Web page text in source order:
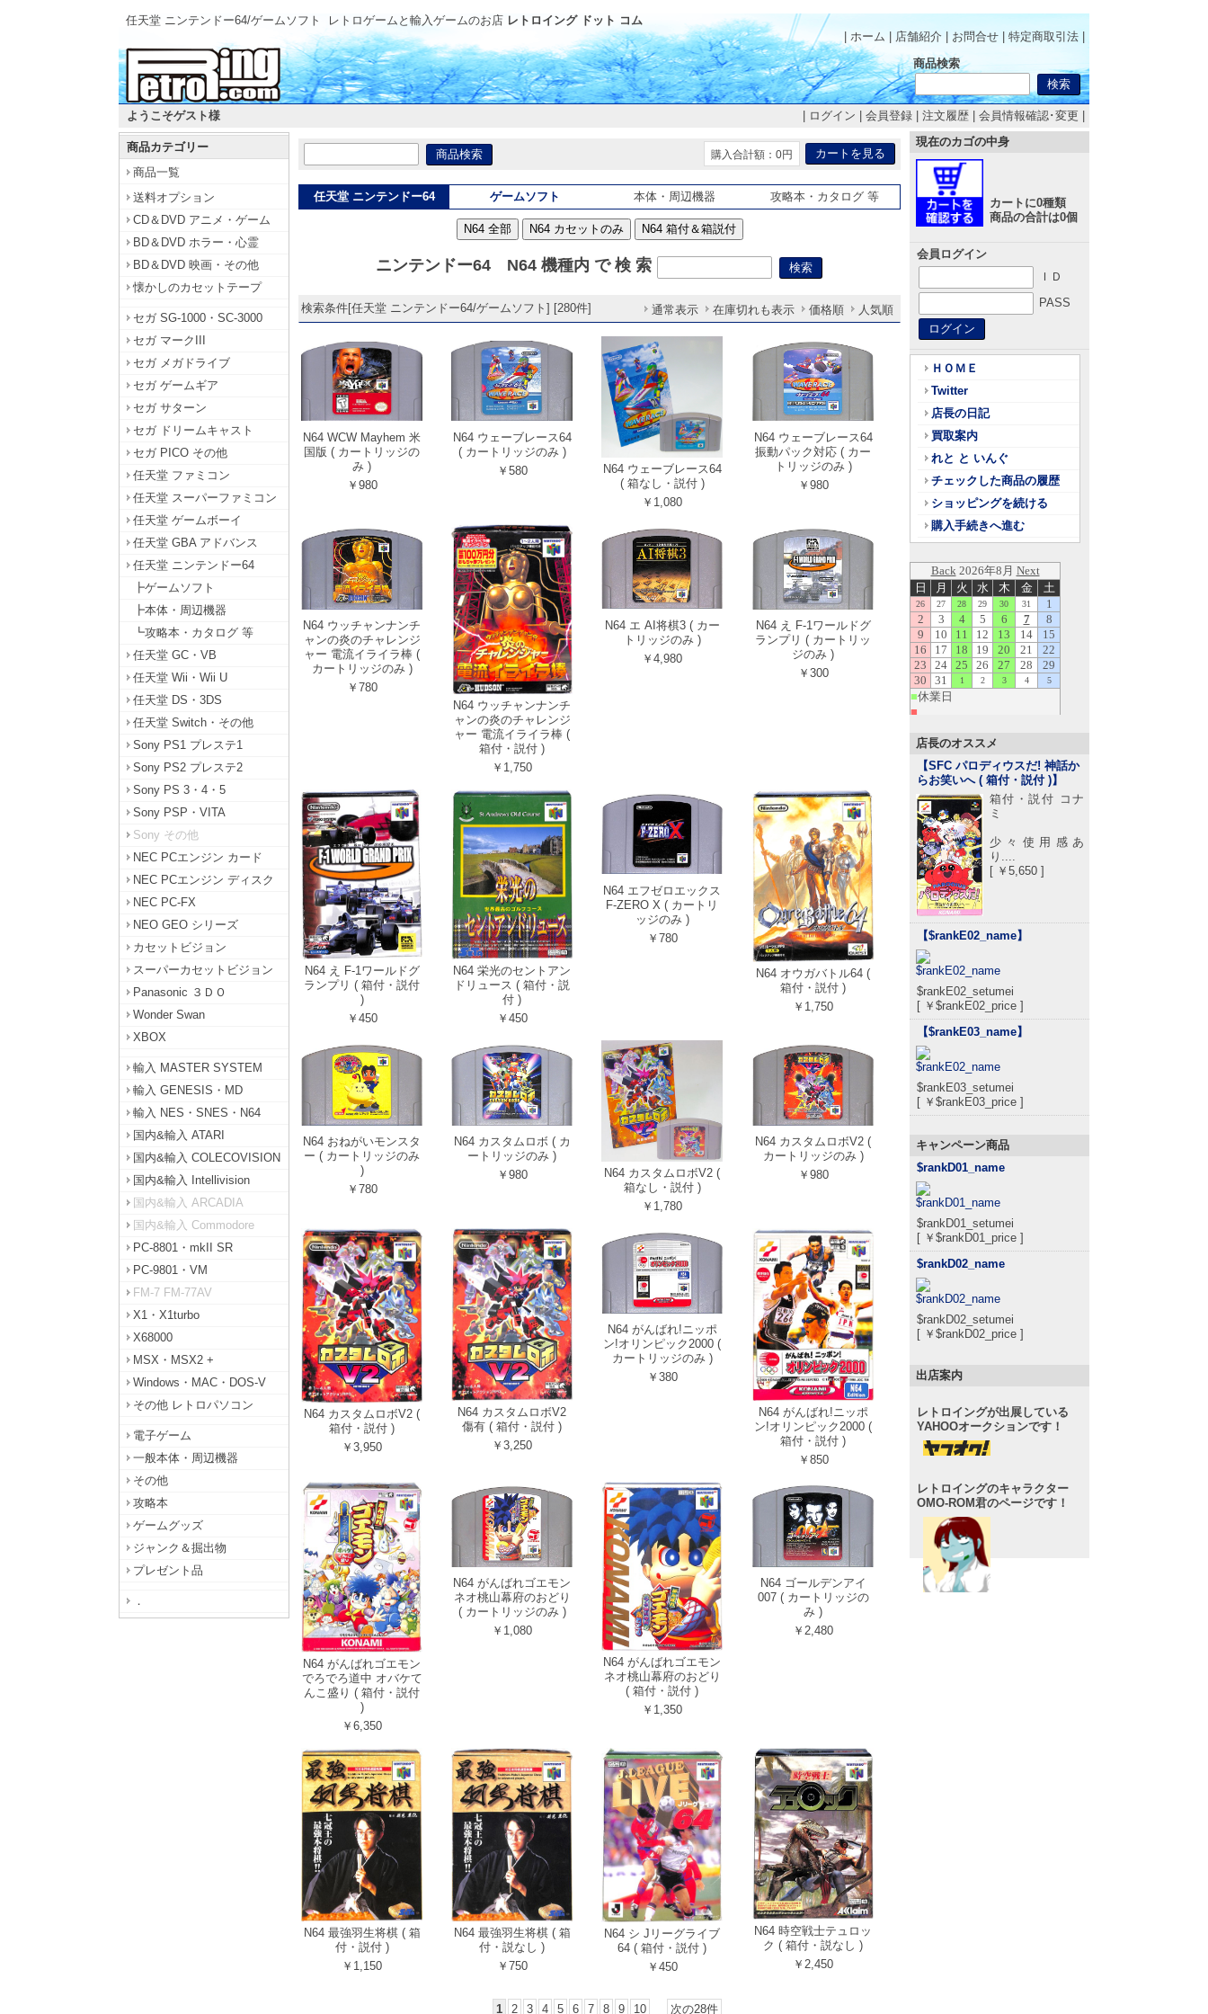
任天堂 ニンテンドー64/ゲームソフト レトロゲームと輸入ゲームのお店 レトロイング ドット コム
| ホーム
店舗紹介 お問合せ 特定商取引法
商品検索
ようこそゲスト様 ログイン 会員登録 注文履歴 会員情報確認･変更
商品カテゴリー
商品一覧
送料オプション
CD＆DVD アニメ・ゲーム
BD＆DVD ホラー・心霊
BD＆DVD 映画・その他
懐かしのカセットテープ
セガ SG-1000・SC-3000
セガ マークIII
セガ メガドライブ
セガ ゲームギア
セガ サターン
セガ ドリームキャスト
セガ PICO その他
任天堂 ファミコン
任天堂 スーパーファミコン
任天堂 ゲームボーイ
任天堂 GBA アドバンス
任天堂 ニンテンドー64
┣ゲームソフト
┣本体・周辺機器
┗攻略本・カタログ 等
任天堂 GC・VB
任天堂 Wii・Wii U
任天堂 DS・3DS
任天堂 Switch・その他
Sony PS1 プレステ1
Sony PS2 プレステ2
Sony PS 3・4・5
Sony PSP・VITA
Sony その他
NEC PCエンジン カード
NEC PCエンジン ディスク
NEC PC-FX
NEO GEO シリーズ
カセットビジョン
スーパーカセットビジョン
Panasonic ３ＤＯ
Wonder Swan
XBOX
輸入 MASTER SYSTEM
輸入 GENESIS・MD
輸入 NES・SNES・N64
国内&輸入 ATARI
国内&輸入 COLECOVISION
国内&輸入 Intellivision
国内&輸入 ARCADIA
国内&輸入 Commodore
PC-8801・mkII SR
PC-9801・VM
FM-7 FM-77AV
X1・X1turbo
X68000
MSX・MSX2 +
Windows・MAC・DOS-V
その他 レトロパソコン
電子ゲーム
一般本体・周辺機器
その他
攻略本
ゲームグッズ
ジャンク＆掘出物
プレゼント品
．
購入合計額：0円
任天堂 ニンテンドー64 ゲームソフト 本体・周辺機器 攻略本・カタログ 等
N64 全部 N64 カセットのみ N64 箱付＆箱説付
ニンテンドー64 N64 機種内 で 検 索
検索条件[任天堂 ニンテンドー64/ゲームソフト] [280件] 通常表示 在庫切れも表示 価格順 人気順
N64 WCW Mayhem 米
国版 ( カートリッジの
み )
￥980
N64 ウェーブレース64
( カートリッジのみ )
￥580
N64 ウェーブレース64
( 箱なし・説付 )
￥1,080
N64 ウェーブレース64
振動パック対応 ( カー
トリッジのみ )
￥980
N64 ウッチャンナンチ
ャンの炎のチャレンジ
ャー 電流イライラ棒 (
カートリッジのみ )
￥780
N64 ウッチャンナンチ
ャンの炎のチャレンジ
ャー 電流イライラ棒 (
箱付・説付 )
￥1,750
N64 エ AI将棋3 ( カー
トリッジのみ )
￥4,980
N64 え F-1ワールドグ
ランプリ ( カートリッ
ジのみ )
￥300
N64 え F-1ワールドグ
ランプリ ( 箱付・説付
)
￥450
N64 栄光のセントアン
ドリュース ( 箱付・説
付 )
￥450
N64 エフゼロエックス
F-ZERO X ( カートリ
ッジのみ )
￥780
N64 オウガバトル64 (
箱付・説付 )
￥1,750
N64 おねがいモンスタ
ー ( カートリッジのみ
)
￥780
N64 カスタムロボ ( カ
ートリッジのみ )
￥980
N64 カスタムロボV2 (
箱なし・説付 )
￥1,780
N64 カスタムロボV2 (
カートリッジのみ )
￥980
N64 カスタムロボV2 (
箱付・説付 )
￥3,950
N64 カスタムロボV2
傷有 ( 箱付・説付 )
￥3,250
N64 がんばれ!ニッポ
ン!オリンピック2000 (
カートリッジのみ )
￥380
N64 がんばれ!ニッポ
ン!オリンピック2000 (
箱付・説付 )
￥850
N64 がんばれゴエモン
でろでろ道中 オバケて
んこ盛り ( 箱付・説付
)
￥6,350
N64 がんばれゴエモン
ネオ桃山幕府のおどり
( カートリッジのみ )
￥1,080
N64 がんばれゴエモン
ネオ桃山幕府のおどり
( 箱付・説付 )
￥1,350
N64 ゴールデンアイ
007 ( カートリッジの
み )
￥2,480
N64 最強羽生将棋 ( 箱
付・説付 )
￥1,150
N64 最強羽生将棋 ( 箱
付・説なし )
￥750
N64 シ Jリーグライブ
64 ( 箱付・説付 )
￥450
N64 時空戦士テュロッ
ク ( 箱付・説なし )
￥2,450
1 2 3 4 5 6 7 8 9 10 次の28件
現在のカゴの中身
カートに0種類
商品の合計は0個
会員ログイン
ＩＤ
PASS
ＨＯＭＥ
Twitter
店長の日記
買取案内
れと と いんぐ
チェックした商品の履歴
ショッピングを続ける
購入手続きへ進む
店長のオススメ
【SFC パロディウスだ! 神話か
らお笑いへ ( 箱付・説付 )】
箱付・説付 コナ
ミ
少々使用感あ
り....
[ ￥5,650 ]
【$rankE02_name】
$rankE02_setumei
[ ￥$rankE02_price ]
【$rankE03_name】
$rankE03_setumei
[ ￥$rankE03_price ]
キャンペーン商品
$rankD01_name
$rankD01_setumei
[ ￥$rankD01_price ]
$rankD02_name
$rankD02_setumei
[ ￥$rankD02_price ]
出店案内
レトロイングが出展している
YAHOOオークションです！
レトロイングのキャラクター
OMO-ROM君のページです！